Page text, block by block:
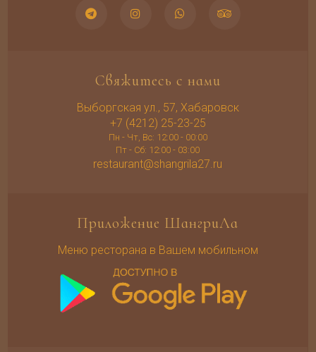
Свяжитесь с нами
Выборгская ул., 57, Хабаровск
+7 (4212) 25-23-25
Пн - Чт, Вс: 12:00 - 00:00
Пт - Сб: 12:00 - 03:00
restaurant@shangrila27.ru
Приложение ШангриЛа
Меню ресторана в Вашем мобильном